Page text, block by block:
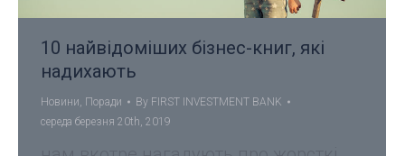
10 найвідоміших бізнес-книг, які
надихають
Новини Поради By FIRST INVESTMENT BANK
середа березня 20th, 2019